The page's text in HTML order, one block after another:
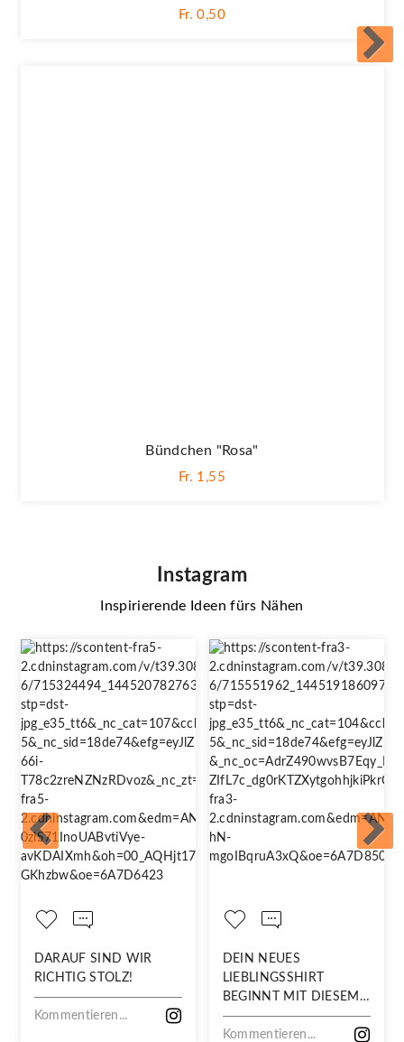
Fr. 0,50
Bündchen "rosa"
Fr. 1,55
Instagram
Inspirierende Ideen fürs Nähen
DARAUF SIND WIR
RICHTIG STOLZ!
Kommentieren...
DEIN NEUES
LIEBLINGSSHIRT
BEGINNT MIT DIESEM
STOFF
Kommentieren...